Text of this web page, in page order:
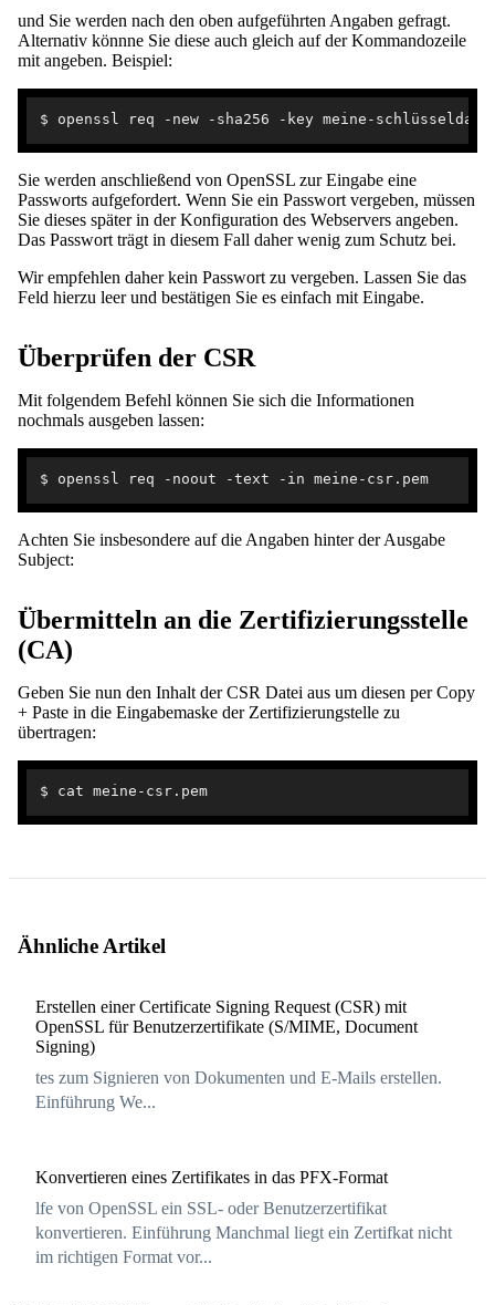
und Sie werden nach den oben aufgeführten Angaben gefragt.
Alternativ könnne Sie diese auch gleich auf der Kommandozeile
mit angeben. Beispiel:
Sie werden anschließend von OpenSSL zur Eingabe eine
Passworts aufgefordert. Wenn Sie ein Passwort vergeben, müssen
Sie dieses später in der Konfiguration des Webservers angeben.
Das Passwort trägt in diesem Fall daher wenig zum Schutz bei.
Wir empfehlen daher kein Passwort zu vergeben. Lassen Sie das
Feld hierzu leer und bestätigen Sie es einfach mit Eingabe.
Überprüfen der CSR
Mit folgendem Befehl können Sie sich die Informationen
nochmals ausgeben lassen:
Achten Sie insbesondere auf die Angaben hinter der Ausgabe
Subject:
Übermitteln an die Zertifizierungsstelle
(CA)
Geben Sie nun den Inhalt der CSR Datei aus um diesen per Copy
+ Paste in die Eingabemaske der Zertifizierungstelle zu
übertragen:
Ähnliche Artikel
Erstellen einer Certificate Signing Request (CSR) mit
OpenSSL für Benutzerzertifikate (S/MIME, Document
Signing)
tes zum Signieren von Dokumenten und E-Mails erstellen.
Einführung We...
Konvertieren eines Zertifikates in das PFX-Format
lfe von OpenSSL ein SSL- oder Benutzerzertifikat
konvertieren. Einführung Manchmal liegt ein Zertifkat nicht
im richtigen Format vor...